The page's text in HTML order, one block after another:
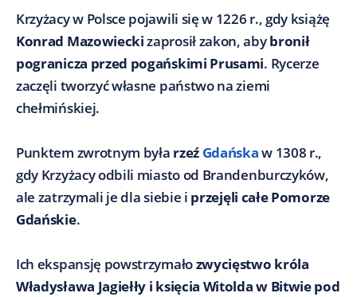
Krzyżacy w Polsce pojawili się w 1226 r., gdy książę
Konrad Mazowieckizaprosił zakon, abybronił
pogranicza przed pogańskimi Prusami. Rycerze
zaczęli tworzyć własne państwo na ziemi
chełmińskiej.
Punktem zwrotnym była rzeź Gdańskaw 1308 r.,
gdy Krzyżacy odbili miasto od Brandenburczyków,
ale zatrzymali je dla siebie i przejęli całe Pomorze
Gdańskie.
Ich ekspansję powstrzymałozwycięstwo króla
Władysława Jagiełły i księcia Witolda w Bitwie pod